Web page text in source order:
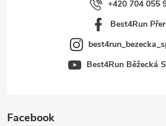
Facebook
+420 704 055
Best4Run
Best4Run Běžecká